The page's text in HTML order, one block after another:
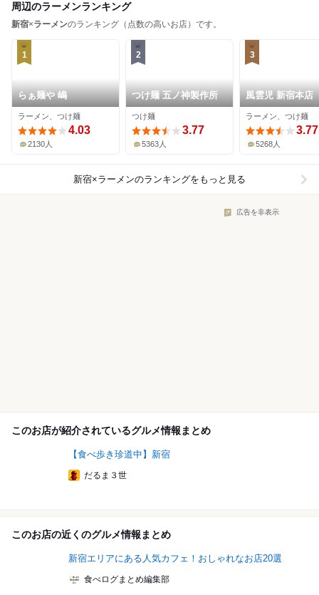
周辺のラーメンランキング
新宿×ラーメンのランキング（点数の高いお店）です。
1
らぁ麺や 嶋
ラーメン、つけ麺
4.03
2130人
2
つけ麺 五ノ神製作所
つけ麺
3.77
5363人
3
風雲児 新宿本店
ラーメン、つけ麺
3.77
5268人
新宿×ラーメンのランキングをもっと見る
広告を非表示
このお店が紹介されているグルメ情報まとめ
【食べ歩き珍道中】新宿
だるま３世
このお店の近くのグルメ情報まとめ
新宿エリアにある人気カフェ！おしゃれなお店20選
食べログまとめ編集部